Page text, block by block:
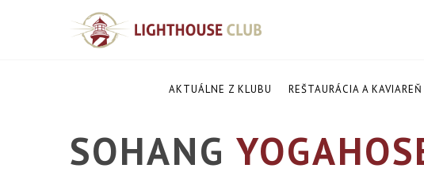
AKTUÁLNE Z KLUBU REŠTAURÁCIA A KAVIAREŇ
SOHANG